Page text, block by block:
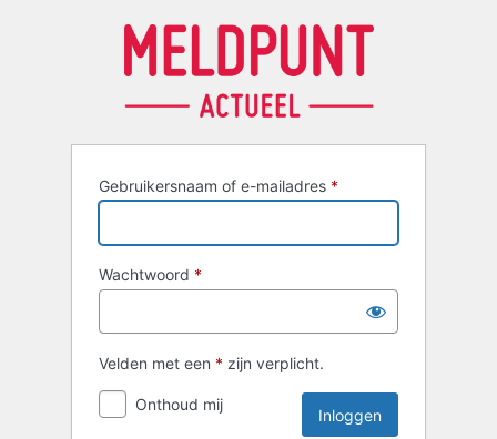
Gebruikersnaam of e-mailadres *
Wachtwoord *
Velden met een * zijn verplicht.
Onthoud mij